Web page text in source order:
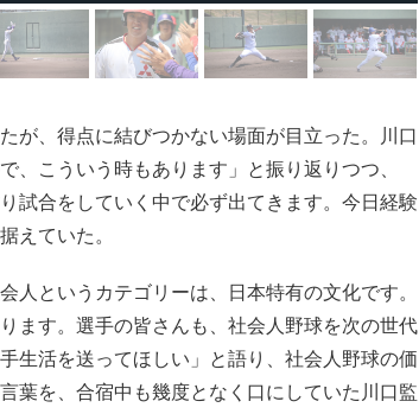
が、得点に結びつかない場面が目立った。川口
、こういう時もあります」と振り返りつつ、
試合をしていく中で必ず出てきます。今日経験
えていた。
というカテゴリーは、日本特有の文化です。
ます。選手の皆さんも、社会人野球を次の世代
生活を送ってほしい」と語り、社会人野球の価
葉を、合宿中も幾度となく口にしていた川口監